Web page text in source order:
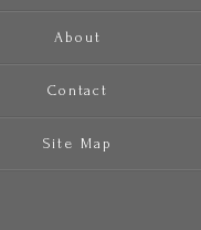
About
Contact
Site Map